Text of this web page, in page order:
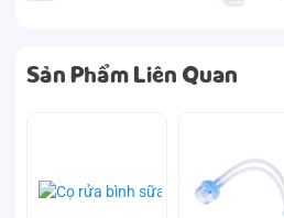
Sản Phẩm Liên Quan